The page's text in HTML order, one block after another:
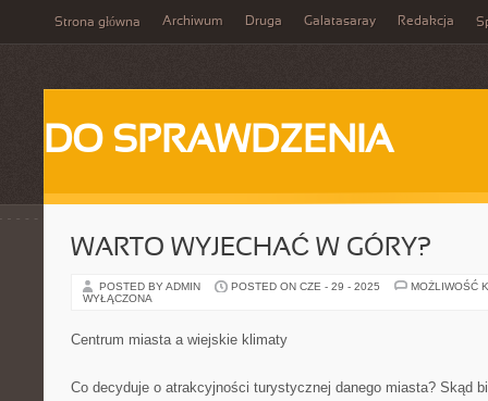
Strona główna Archiwum Druga Galatasaray Redakcja
DO SPRAWDZENIA
WARTO WYJECHAĆ W GÓRY?
POSTED BY ADMIN POSTED ON CZE - 29 - 2025
MOŻLIWOŚĆ
WYŁĄCZONA
Centrum miasta a wiejskie klimaty
Co decyduje o atrakcyjności turystycznej danego miasta? Skąd